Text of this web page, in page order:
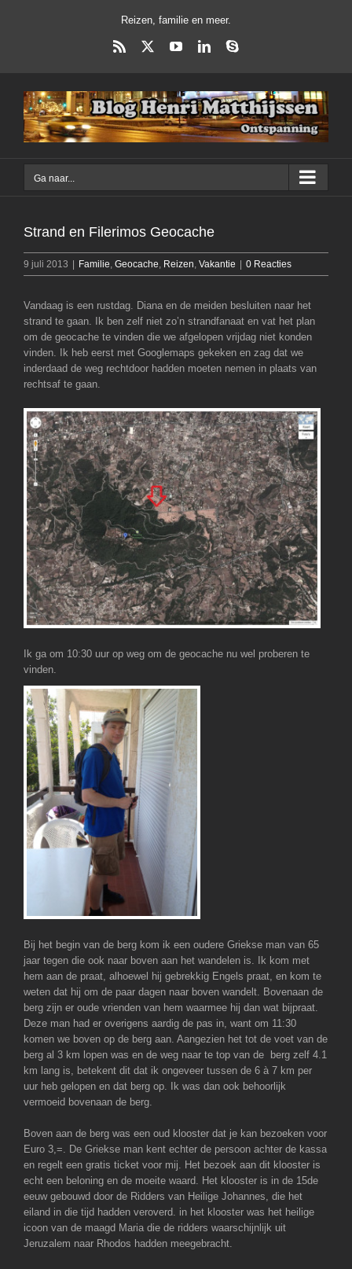
Reizen, familie en meer.
Rss YouTubeLinkedInSkype
Ga naar...
Strand en Filerimos Geocache
9 juli 2013 | Familie, Geocache, Reizen, Vakantie | 0 Reacties
Vandaag is een rustdag. Diana en de meiden besluiten naar het
strand te gaan. Ik ben zelf niet zo’n strandfanaat en vat het plan
om de geocache te vinden die we afgelopen vrijdag niet konden
vinden. Ik heb eerst met Googlemaps gekeken en zag dat we
inderdaad de weg rechtdoor hadden moeten nemen in plaats van
rechtsaf te gaan.
Ik ga om 10:30 uur op weg om de geocache nu wel proberen te
vinden.
Bij het begin van de berg kom ik een oudere Griekse man van 65
jaar tegen die ook naar boven aan het wandelen is. Ik kom met
hem aan de praat, alhoewel hij gebrekkig Engels praat, en kom te
weten dat hij om de paar dagen naar boven wandelt. Bovenaan de
berg zijn er oude vrienden van hem waarmee hij dan wat bijpraat.
Deze man had er overigens aardig de pas in, want om 11:30
komen we boven op de berg aan. Aangezien het tot de voet van de
berg al 3 km lopen was en de weg naar te top van de berg zelf 4.1
km lang is, betekent dit dat ik ongeveer tussen de 6 à 7 km per
uur heb gelopen en dat berg op. Ik was dan ook behoorlijk
vermoeid bovenaan de berg.
Boven aan de berg was een oud klooster dat je kan bezoeken voor
Euro 3,=. De Griekse man kent echter de persoon achter de kassa
en regelt een gratis ticket voor mij. Het bezoek aan dit klooster is
echt een beloning en de moeite waard. Het klooster is in de 15de
eeuw gebouwd door de Ridders van Heilige Johannes, die het
eiland in die tijd hadden veroverd. in het klooster was het heilige
icoon van de maagd Maria die de ridders waarschijnlijk uit
Jeruzalem naar Rhodos hadden meegebracht.